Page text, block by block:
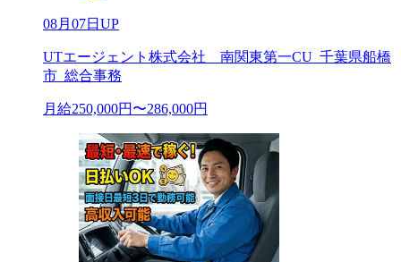
08月07日UP
UTエージェント株式会社 南関東第一CU_千葉県船橋
市_総合事務
月給250,000円〜286,000円